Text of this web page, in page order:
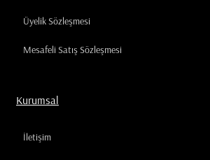
Üyelik Sözleşmesi
Mesafeli Satış Sözleşmesi
Kurumsal
İletişim